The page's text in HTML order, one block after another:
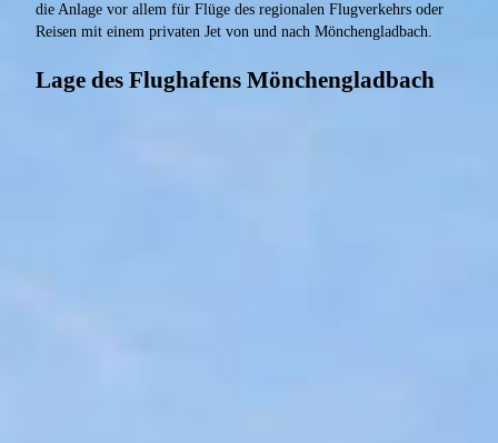
die Anlage vor allem für Flüge des regionalen Flugverkehrs oder
Reisen mit einem privaten Jet von und nach Mönchengladbach.
Lage des Flughafens Mönchengladbach